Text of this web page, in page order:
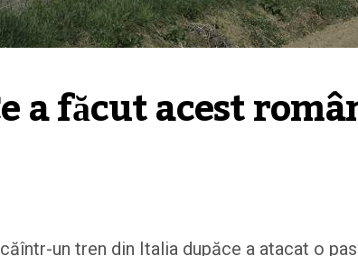
a făcut acest
un tren din Italia dupăce a atacat o